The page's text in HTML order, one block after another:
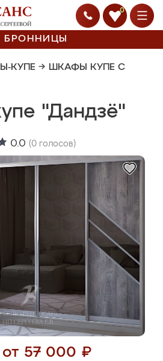
0
БРОННИЦЫ
КУПЕ → ШКАФЫ КУПЕ С
"Дандзё"
0.0 (0 голосов)
57 000 ₽